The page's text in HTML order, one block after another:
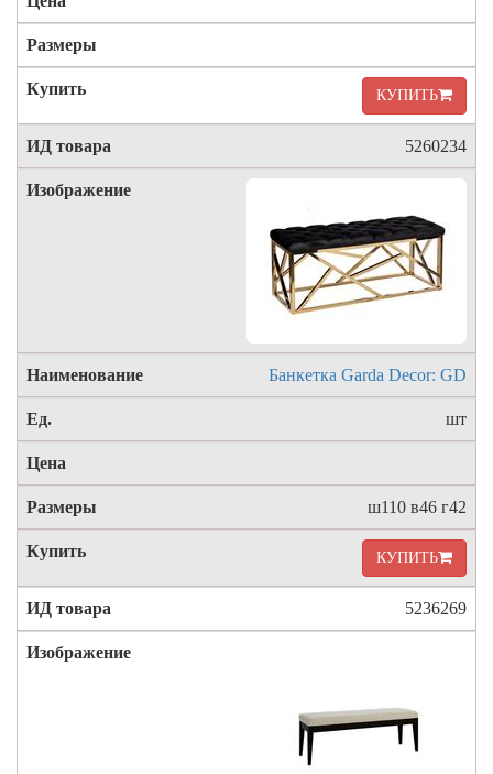
КУПИТЬ
5260234
Банкетка Garda Decor: GD
шт
ш110 в46 г42
КУПИТЬ
5236269